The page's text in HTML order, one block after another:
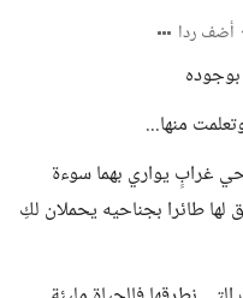
أضف ردا
منها...
غرابٍ يواري بهما سوءة
لها طائرا بجناحيه يحملان لكِ